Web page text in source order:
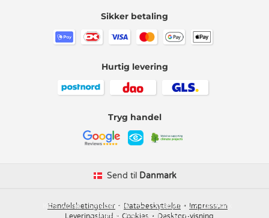
Send til Danmark
Sikker betaling
Hurtig levering
Tryg handel
Handelsbetingelser Databeskyttelse
Impressum
Leveringsland
Cookies Desktop-visning
Kids-world Smedevej 6 6710 Esbjerg V
Danmark
Telefon:(+45) 32 17 35 75